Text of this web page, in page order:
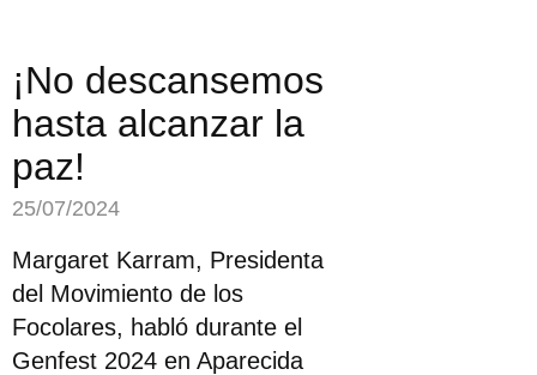
¡No descansemos
hasta alcanzar la
paz!
25/07/2024
Margaret Karram, Presidenta
del Movimiento de los
Focolares, habló durante el
Genfest 2024 en Aparecida